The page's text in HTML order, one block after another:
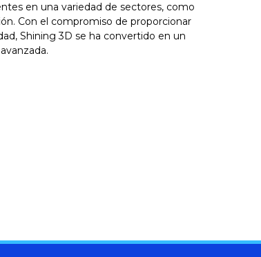
en una variedad de sectores, como
Con el compromiso de proporcionar
Shining 3D se ha convertido en un